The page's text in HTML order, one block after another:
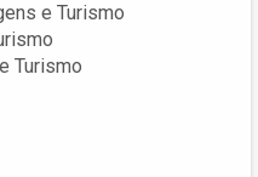
e Turismo
Turismo